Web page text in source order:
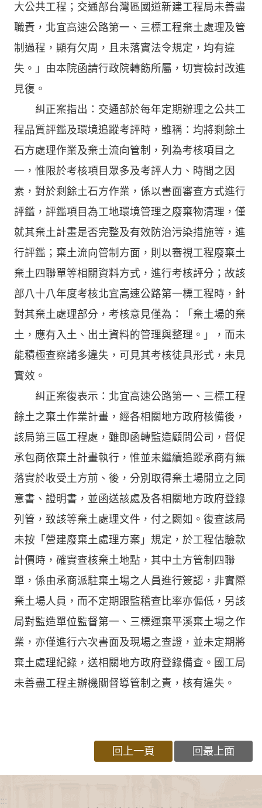
大公共工程；交通部台灣區國道新建工程局未善盡
職責，北宜高速公路第一、三標工程棄土處理及管
制過程，顯有欠周，且未落實法令規定，均有違
失。」由本院函請行政院轉飭所屬，切實檢討改進
見復。
糾正案指出：交通部於每年定期辦理之公共工
程品質評鑑及環境追蹤考評時，雖稱：均將剩餘土
石方處理作業及棄土流向管制，列為考核項目之
一，惟限於考核項目眾多及考評人力、時間之因
素，對於剩餘土石方作業，係以書面審查方式進行
評鑑，評鑑項目為工地環境管理之廢棄物清理，僅
就其棄土計畫是否完整及有效防治污染措施等，進
行評鑑；棄土流向管制方面，則以審視工程廢棄土
棄土四聯單等相關資料方式，進行考核評分；故該
部八十八年度考核北宜高速公路第一標工程時，針
對其棄土處理部分，考核意見僅為：「棄土場的棄
土，應有入土、出土資料的管理與整理。」，而未
能積極查察諸多違失，可見其考核徒具形式，未見
實效。
糾正案復表示：北宜高速公路第一、三標工程
餘土之棄土作業計畫，經各相關地方政府核備後，
該局第三區工程處，雖即函轉監造顧問公司，督促
承包商依棄土計畫執行，惟並未繼續追蹤承商有無
落實於收受土方前、後，分別取得棄土場開立之同
意書、證明書，並函送該處及各相關地方政府登錄
列管，致該等棄土處理文件，付之闕如。復查該局
未按「營建廢棄土處理方案」規定，於工程估驗款
計價時，確實查核棄土地點，其中土方管制四聯
單，係由承商派駐棄土場之人員進行簽認，非實際
棄土場人員，而不定期跟監稽查比率亦偏低，另該
局對監造單位監督第一、三標運棄平溪棄土場之作
業，亦僅進行六次書面及現場之查證，並未定期將
棄土處理紀錄，送相關地方政府登錄備查。國工局
未善盡工程主辦機關督導管制之責，核有違失。
回上一頁 回最上面
:::